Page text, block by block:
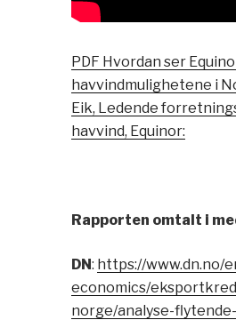
PDF Hvordan ser
havvindmulighetene i
Eik, Ledende
havvind, Equinor:
Rapporten omtalt i
DN: https://www.dn.no/
economics/
norge/analyse-